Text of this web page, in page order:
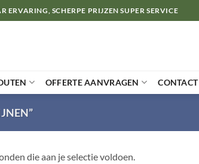
ERVARING, SCHERPE PRIJZEN SUPER SERVICE
OFFERTE AANVRAGEN CONTACT
die aan je selectie voldoen.